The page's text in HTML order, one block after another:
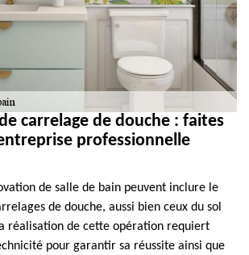
carrelage de douche : faites
professionnelle
de salle de bain peuvent inclure le
de douche, aussi bien ceux du sol
réalisation de cette opération requiert
pour garantir sa réussite ainsi que